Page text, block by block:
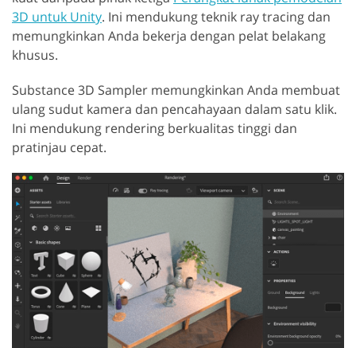
3D untuk Unity. Ini mendukung teknik ray tracing dan
memungkinkan Anda bekerja dengan pelat belakang
khusus.
Substance 3D Sampler memungkinkan Anda membuat
ulang sudut kamera dan pencahayaan dalam satu klik.
Ini mendukung rendering berkualitas tinggi dan
pratinjau cepat.